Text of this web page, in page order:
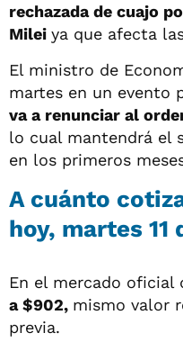
rechazada de cuajo
Milei ya que afecta
El ministro de
martes en un evento
va a renunciar al
lo cual mantendrá el
en los primeros
A cuánto
hoy, martes 11
En el mercado oficial
a $902, mismo valor
previa.